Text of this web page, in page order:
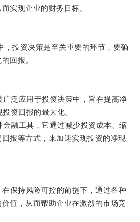
实现企业的财务目标。
投资决策是至关重要的环节，要确
回报。
泛应用于投资决策中，旨在提高净
资回报的最大化。
融工具，它通过减少投资成本、缩
报等方式，来加速实现投资的净现
持风险可控的前提下，通过各种
值，从而帮助企业在激烈的市场竞